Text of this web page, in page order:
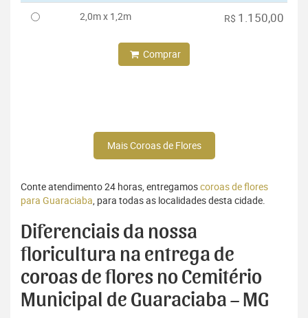
2,0m x 1,2m R$ 1.150,00
Comprar
Mais Coroas de Flores
Conte atendimento 24 horas, entregamoscoroas de flores
para Guaraciaba, para todas as localidades desta cidade.
Diferenciais da nossa
floricultura na entrega de
coroas de flores no Cemitério
Municipal de Guaraciaba – MG